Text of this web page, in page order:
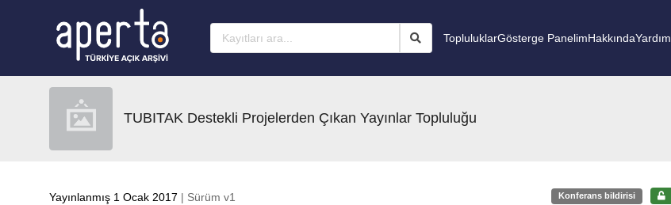
TopluluklarGösterge PanelimHakkındaYardım
TUBITAK Destekli Projelerden Çıkan Yayınlar Topluluğu
Yayınlanmış 1 Ocak 2017 | Sürüm v1 Konferans bildirisi